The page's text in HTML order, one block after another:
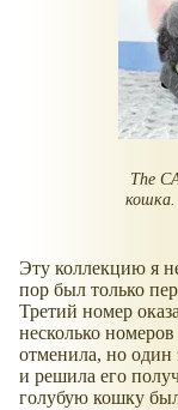
The
кошка.
Эту коллекцию я
пор был только
Третий номер
несколько номеров
отменила, но один
и решила его
голубую кошку